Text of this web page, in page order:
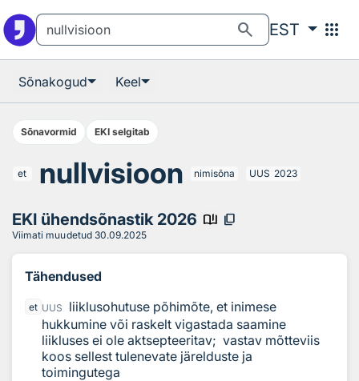
search EST apps
Sõnakogud Keel
Sõnavormid EKI selgitab
et nullvisioon nimisõna UUS 2023
EKI ühendsõnastik 2026 book_ribbon content_copy
Viimati muudetud 30.09.2025
Tähendused
et UUS
liiklusohutuse põhimõte, et inimese
hukkumine või raskelt vigastada saamine
liikluses ei ole aktsepteeritav; vastav mõtteviis
koos sellest tulenevate järelduste ja
toimingutega